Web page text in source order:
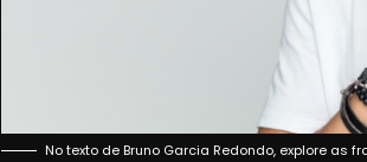
No texto de Bruno Garcia Redondo, explore